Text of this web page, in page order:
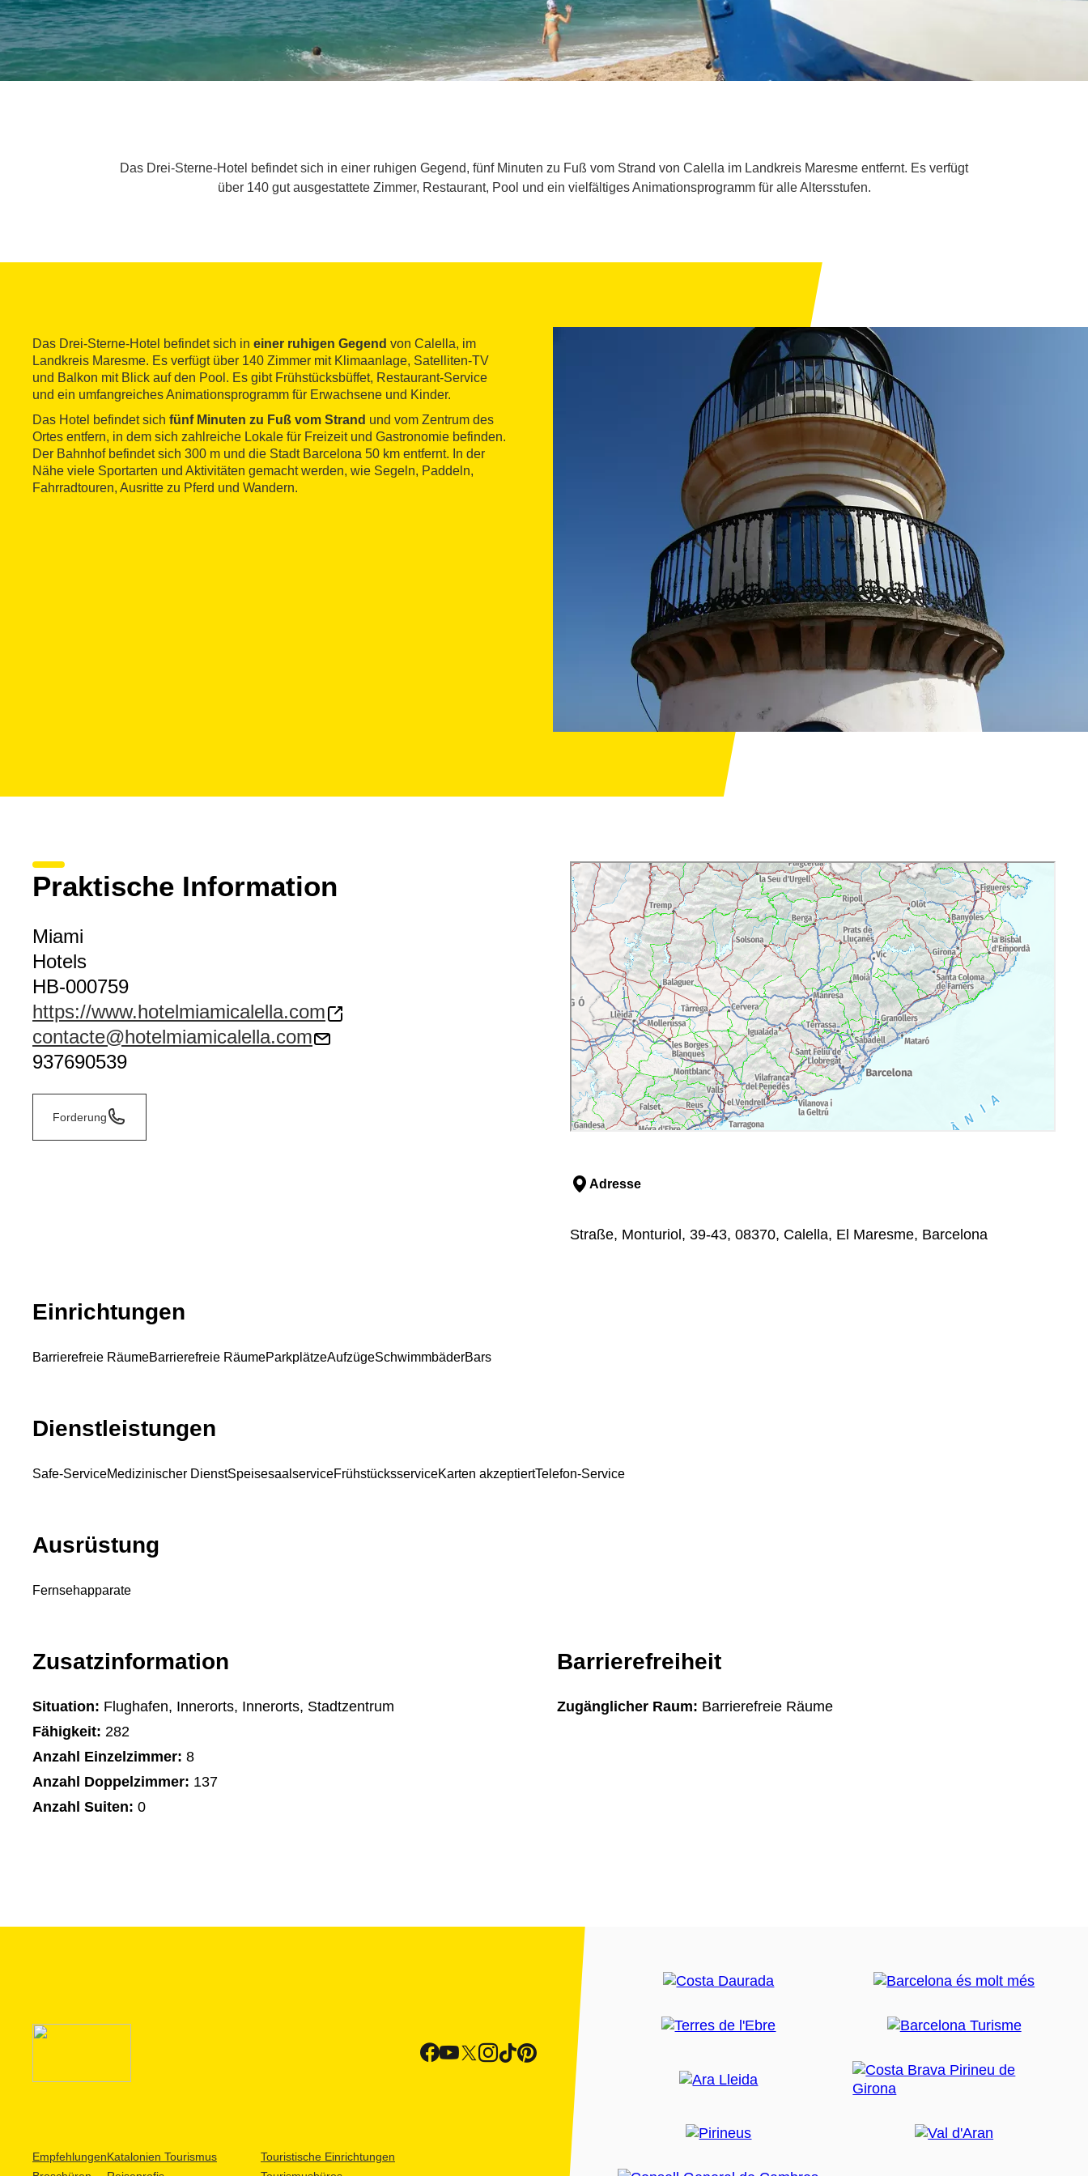
Das Drei-Sterne-Hotel befindet sich in einer ruhigen Gegend, fünf Minuten zu Fuß vom Strand von Calella im Landkreis Maresme entfernt. Es verfügt
über 140 gut ausgestattete Zimmer, Restaurant, Pool und ein vielfältiges Animationsprogramm für alle Altersstufen.
Das Drei-Sterne-Hotel befindet sich in einer ruhigen Gegend von Calella, im
Landkreis Maresme. Es verfügt über 140 Zimmer mit Klimaanlage, Satelliten-TV
und Balkon mit Blick auf den Pool. Es gibt Frühstücksbüffet, Restaurant-Service
und ein umfangreiches Animationsprogramm für Erwachsene und Kinder.
Das Hotel befindet sich fünf Minuten zu Fuß vom Strand und vom Zentrum des
Ortes entfern, in dem sich zahlreiche Lokale für Freizeit und Gastronomie befinden.
Der Bahnhof befindet sich 300 m und die Stadt Barcelona 50 km entfernt. In der
Nähe viele Sportarten und Aktivitäten gemacht werden, wie Segeln, Paddeln,
Fahrradtouren, Ausritte zu Pferd und Wandern.
Praktische Information
Miami
Hotels
HB-000759
https://www.hotelmiamicalella.com
contacte@hotelmiamicalella.com
937690539
Forderung
Adresse
Straße, Monturiol, 39-43, 08370, Calella, El Maresme, Barcelona
Einrichtungen
Barrierefreie RäumeBarrierefreie RäumeParkplätzeAufzügeSchwimmbäderBars
Dienstleistungen
Safe-ServiceMedizinischer DienstSpeisesaalserviceFrühstücksserviceKarten akzeptiertTelefon-Service
Ausrüstung
Fernsehapparate
Zusatzinformation
Situation: Flughafen, Innerorts, Innerorts, Stadtzentrum
Fähigkeit: 282
Anzahl Einzelzimmer: 8
Anzahl Doppelzimmer: 137
Anzahl Suiten: 0
Barrierefreiheit
Zugänglicher Raum: Barrierefreie Räume
EmpfehlungenKatalonien Tourismus
Touristische Einrichtungen